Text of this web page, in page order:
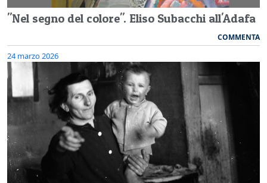
"Nel segno del colore". Eliso Subacchi all'Adafa
COMMENTA
24 marzo 2026